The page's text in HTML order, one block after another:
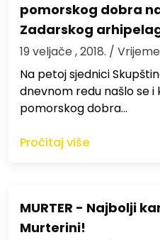
pomorskog dobra
Zadarskog
19 veljače , 2018. /
Na petoj sjednici
dnevnom redu našlo se i
pomorskog dobra…
Pročitaj više
MURTER - Najbolji
Murterini!